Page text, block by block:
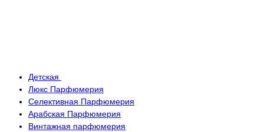
Детская
Люкс Парфюмерия
Селективная Парфюмерия
Арабская Парфюмерия
Винтажная парфюмерия